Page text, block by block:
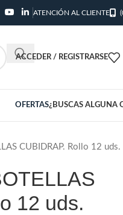
ATENCIÓN AL CLIENTE
ACCEDER / REGISTRARSE
OFERTAS¿BUSCAS ALGUNA
CUBIDRAP. Rollo 12 uds.
12 uds.